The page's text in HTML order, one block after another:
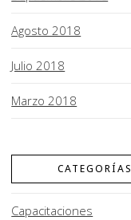
Agosto 2018
Julio 2018
Marzo 2018
CATEGORÍAS
Capacitaciones